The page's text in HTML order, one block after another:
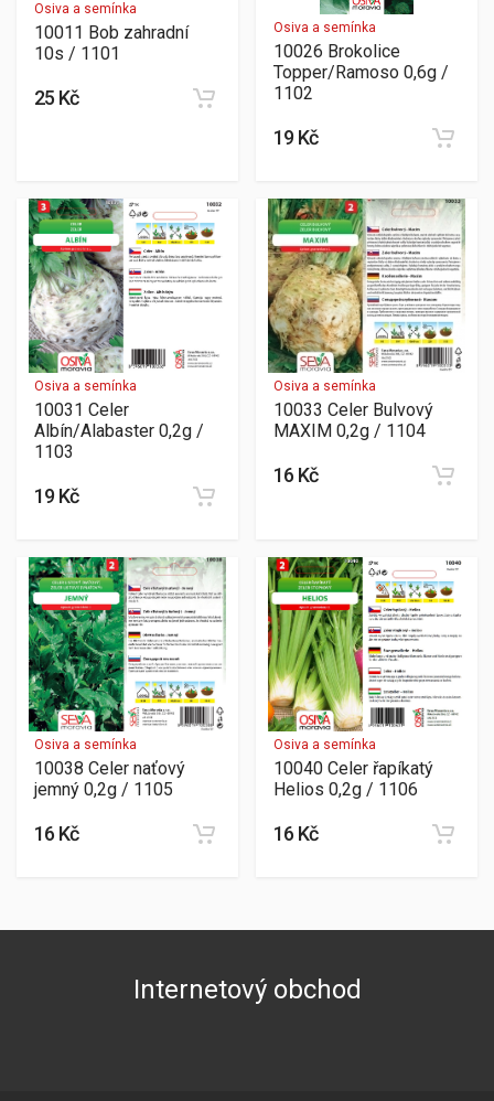
Osiva a semínka
10011 Bob zahradní
10s / 1101
25 Kč
Osiva a semínka
10026 Brokolice
Topper/Ramoso 0,6g /
1102
19 Kč
Osiva a semínka
10031 Celer
Albín/Alabaster 0,2g /
1103
19 Kč
Osiva a semínka
10033 Celer Bulvový
MAXIM 0,2g / 1104
16 Kč
Osiva a semínka
10038 Celer naťový
jemný 0,2g / 1105
16 Kč
Osiva a semínka
10040 Celer řapíkatý
Helios 0,2g / 1106
16 Kč
Internetový obchod